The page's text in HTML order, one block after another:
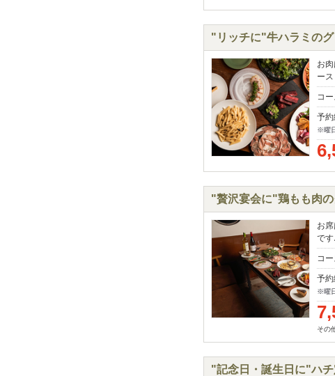
"リッチに"牛ハラミの
お
ー
コ
予
※曜
"贅沢宴会に"鶏もも肉
お
です
コ
予
※曜
その
"記念日・誕生日に"ハ